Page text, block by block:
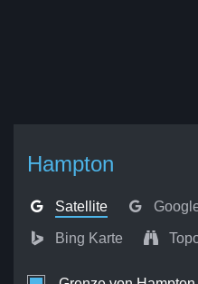
Hampton
Satellite
Bing Karte